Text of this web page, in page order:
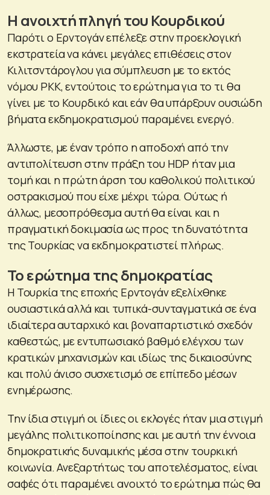
Η ανοιχτή πληγή του Κουρδικού
Παρότι ο Ερντογάν επέλεξε στην προεκλογική
εκστρατεία να κάνει μεγάλες επιθέσεις στον
Κιλιτσντάρογλου για σύμπλευση με το εκτός
νόμου PKK, εντούτοις το ερώτημα για το τι θα
γίνει με το Κουρδικό και εάν θα υπάρξουν ουσιώδη
βήματα εκδημοκρατισμού παραμένει ενεργό.
Άλλωστε, με έναν τρόπο η αποδοχή από την
αντιπολίτευση στην πράξη του HDP ήταν μια
τομή και η πρώτη άρση του καθολικού πολιτικού
οστρακισμού που είχε μέχρι τώρα. Ούτως ή
άλλως, μεσοπρόθεσμα αυτή θα είναι και η
πραγματική δοκιμασία ως προς τη δυνατότητα
της Τουρκίας να εκδημοκρατιστεί πλήρως.
Το ερώτημα της δημοκρατίας
Η Τουρκία της εποχής Ερντογάν εξελίχθηκε
ουσιαστικά αλλά και τυπικά-συνταγματικά σε ένα
ιδιαίτερα αυταρχικό και βοναπαρτιστικό σχεδόν
καθεστώς, με εντυπωσιακό βαθμό ελέγχου των
κρατικών μηχανισμών και ιδίως της δικαιοσύνης
και πολύ άνισο συσχετισμό σε επίπεδο μέσων
ενημέρωσης.
Την ίδια στιγμή οι ίδιες οι εκλογές ήταν μια στιγμή
μεγάλης πολιτικοποίησης και με αυτή την έννοια
δημοκρατικής δυναμικής μέσα στην τουρκική
κοινωνία. Ανεξαρτήτως του αποτελέσματος, είναι
σαφές ότι παραμένει ανοιχτό το ερώτημα πώς θα